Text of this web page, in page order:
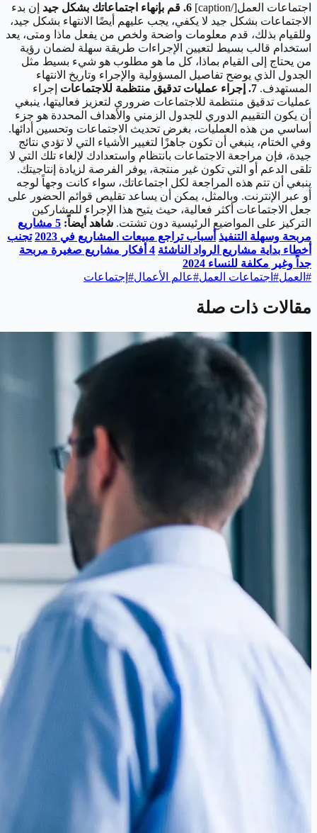
اجتماعات العمل[/caption] 6. قم بإنهاء اجتماعاتك بشكل جيد
إن بدء
الاجتماعات بشكل جيد لا يكفي، يجب عليهم أيضًا الانتهاء بشكل جيد،
وللقيام بذلك، قدم معلومات واضحة ولخص من يفعل ماذا ومتى، يعد
استخدام قالب بسيط لتعيين الإجراءات طريقة سهلة لضمان رؤية
من يحتاج إلى القيام بماذا، كل ما هو مطلوب هو شيء بسيط مثل
الجدول الذي يوضح تفاصيل المسؤولية والإجراء وتاريخ الانتهاء
المستهدف. 7. إجراء عمليات تدقيق منتظمة للاجتماعات
إجراء
عمليات تدقيق منتظمة للاجتماعات ضروري لتعزيز فعاليتها، ينبغي
أن يكون التقييم الدوري للجدول الزمني والأهداف المحددة هو جزء
أساسي من هذه العمليات، بغرض تحديث الاجتماعات وتحسين أدائها.
وفي الختام، ينبغي أن تكون جاهزًا لتغيير الأشياء التي لا تؤدي نتائج
جيدة، فإن مراجعة الاجتماعات بانتظام واستعدادك لإلغاء تلك التي لا
تلقى الدعم أو التي تكون غير منتجة، يوفر الفرصة لزيادة إنتاجيتك.
ينبغي أن تتم هذه المراجعة لكل اجتماعاتك، سواء كانت وجهاً لوجه
أو عبر الإنترنت. وبالمثل، يمكن أن يساعد تقليص قوائم الحضور على
جعل الاجتماعات أكثر فعالية، حيث يتيح هذا الإجراء للمشاركين
التركيز على المواضيع الرئيسية دون تشتت. شاهد أيضاً: 5 مشاريع
مربحة وسهلة التنفيذ أسباب تراجع مبيعات المشاريع في 2023
تجنب
أخطاء بداية مشاريع الرواد الناشئة 4 أفكار مشاريع صغيرة مربحة
جداً وغير مكلفة للنساء 2024
# العمل# اجتماعات العمل#عالم الأعمال# إجتماعات
مقالات ذات صلة